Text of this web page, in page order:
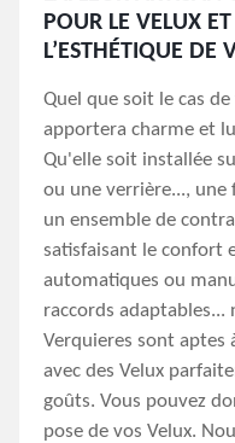
POUR LE VELUX
L’ESTHÉTIQUE DE
Quel que soit le cas
apportera charme et
Qu'elle soit installée
ou une verrière...,
un ensemble de
satisfaisant le confort
automatiques ou
raccords adaptables...
Verquieres sont
avec des Velux
goûts. Vous pouvez
pose de vos Velux.